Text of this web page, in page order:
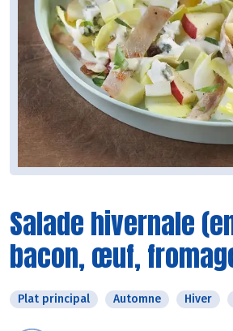
Salade hivernale
bacon, œuf,
Plat principal Automne Hiver